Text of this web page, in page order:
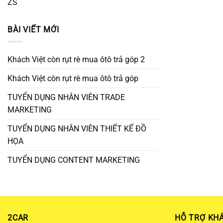
ZS
BÀI VIẾT MỚI
Khách Việt còn rụt rè mua ôtô trả góp 2
Khách Việt còn rụt rè mua ôtô trả góp
TUYỂN DỤNG NHÂN VIÊN TRADE
MARKETING
TUYỂN DỤNG NHÂN VIÊN THIẾT KẾ ĐỒ
HỌA
TUYỂN DỤNG CONTENT MARKETING
2CAR HỖ TRỢ